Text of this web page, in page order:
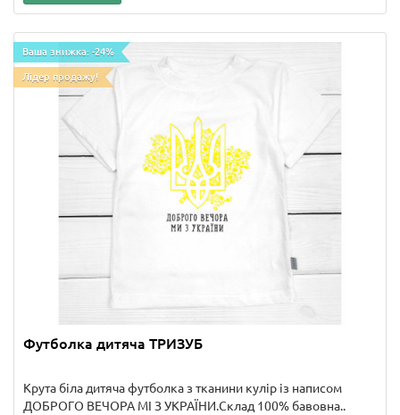
Ваша знижка: -24%
Лідер продажу!
Футболка дитяча ТРИЗУБ
Крута біла дитяча футболка з тканини кулір із написом
ДОБРОГО ВЕЧОРА МІ З УКРАЇНИ.Склад 100% бавовна..